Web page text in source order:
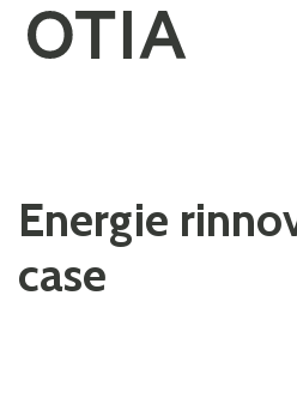
Energie
case